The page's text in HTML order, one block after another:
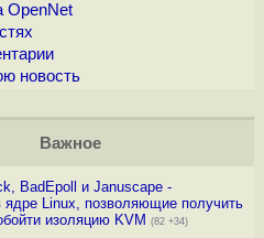
OpenNet
новость
Важное
BadEpoll и Januscape -
ядре Linux, позволяющие получить
изоляцию KVM
(82 +34)